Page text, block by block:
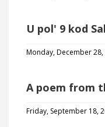
U pol' 9 kod
Monday, December 28,
A poem from
Friday, September 18,